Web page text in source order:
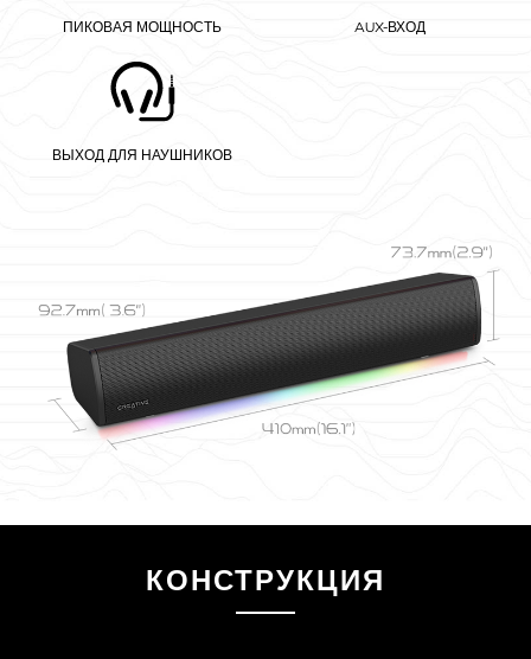
ПИКОВАЯ МОЩНОСТЬ AUX-ВХОД
ВЫХОД ДЛЯ НАУШНИКОВ
КОНСТРУКЦИЯ